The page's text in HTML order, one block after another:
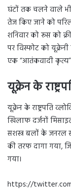
घंटों तक चलने वाले
तेज किए जाने को
शनिवार को रूस को
पर विस्फोट को
एक “आतंकवादी कृत्य”
यूक्रेन के
यूक्रेन के राष्ट्रपति
खिलाफ दर्जनों
सशस्त्र बलों के जनरल
की तरफ दागा गया,
गया।
https://